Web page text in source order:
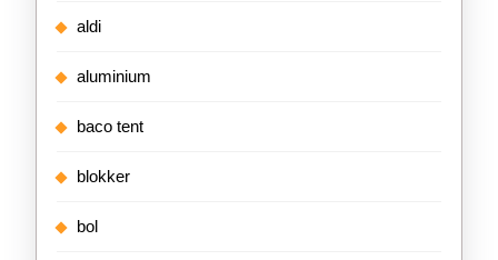
aldi
aluminium
baco tent
blokker
bol